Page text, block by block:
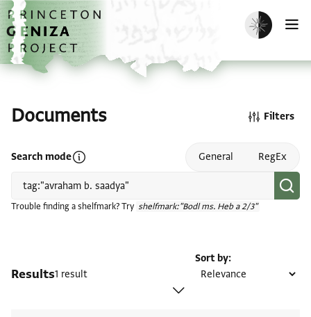
Skip to main content
home
Enable dark
Documents
Search modeOpen search mode help General RegEx
Trouble finding a shelfmark? Try shelfmark:"Bodl ms. Heb a 2/3"
Filters
Results1 result
Sort by